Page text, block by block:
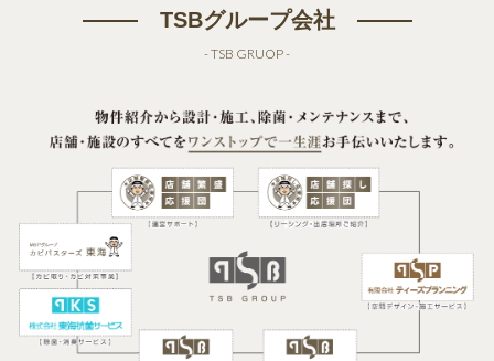
TSBグループ会社
- TSB GRUOP -